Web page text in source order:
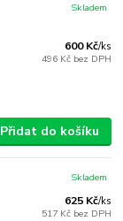
600 Kč/ks
496 Kč bez DPH
Skladem
Přidat do košíku
625 Kč/ks
517 Kč bez DPH
Skladem